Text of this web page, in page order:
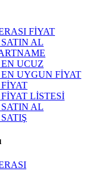
FİYAT
AL
UCUZ
UYGUN FİYAT
LİSTESİ
AL